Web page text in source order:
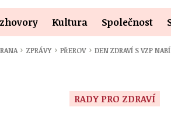
Kultura Společnost
› ZPRÁVY › PŘEROV › DEN ZDRAVÍ S VZP
RADY PRO ZDRAVÍ